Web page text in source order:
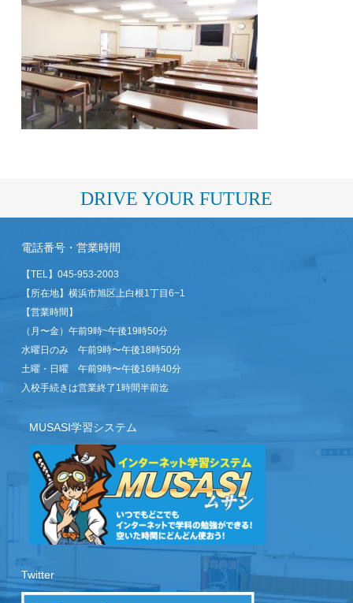
DRIVE YOUR FUTURE
電話番号・営業時間
【TEL】045-953-2003
【所在地】横浜市旭区上白根1丁目6−1
【営業時間】
（月〜金）午前9時~午後19時50分
水曜日のみ 午前9時〜午後18時50分
土曜・日曜 午前9時〜午後16時40分
入校手続きは営業終了1時間半前迄
MUSASI学習システム
Twitter